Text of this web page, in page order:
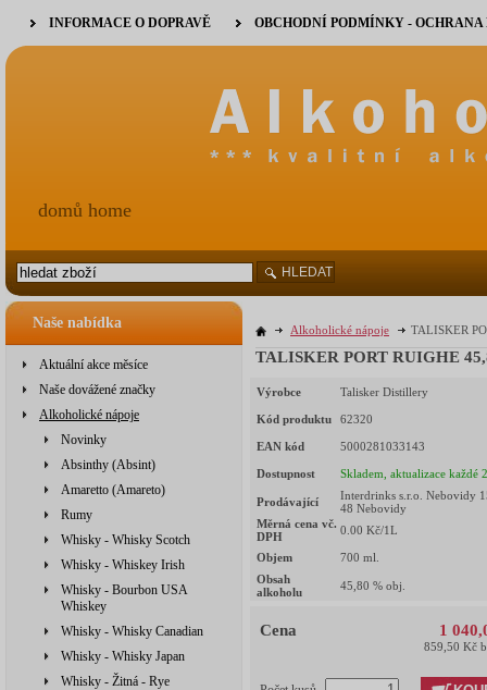
Naše nabídka
Aktuální akce měsíce
Naše dovážené značky
Alkoholické nápoje
Novinky
Absinthy (Absint)
Amaretto (Amareto)
Rumy
Whisky - Whisky Scotch
Whisky - Whiskey Irish
Whisky - Bourbon USA
Whiskey
Whisky - Whisky Canadian
Whisky - Whisky Japan
Whisky - Žitná - Rye
Alkoholické nápoje TALISKER
TALISKER PORT RUIGHE
Výrobce Talisker Distillery
Kód produktu 62320
EAN kód 5000281033143
Dostupnost Skladem, aktualizace každé
Prodávající
Interdrinks s.r.o. Nebovidy
48 Nebovidy
Měrná cena vč.
DPH
0.00 Kč/1L
Objem 700 ml.
Obsah
alkoholu
45,80 % obj.
Cena 1
859,50 Kč
INFORMACE O DOPRAVĚ OBCHODNÍ PODMÍNKY -
domů home
HLEDAT